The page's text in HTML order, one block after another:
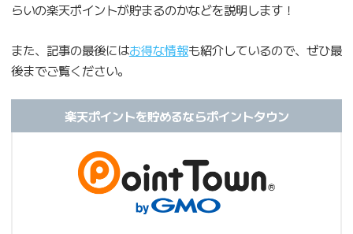
らいの楽天ポイントが貯まるのかなどを説明します！
また、記事の最後にはお得な情報も紹介しているので、ぜひ最
後までご覧ください。
楽天ポイントを貯めるならポイントタウン